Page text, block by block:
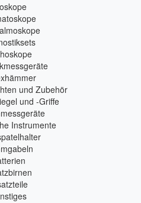
und Zubehör
und -Griffe
Instrumente